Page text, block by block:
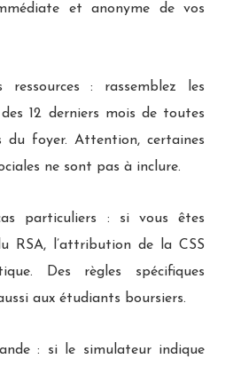
et anonyme de vos
ressources : rassemblez les
12 derniers mois de toutes
du foyer. Attention, certaines
ne sont pas à inclure.
particuliers : si vous êtes
RSA, l’attribution de la CSS
Des règles spécifiques
aux étudiants boursiers.
: si le simulateur indique